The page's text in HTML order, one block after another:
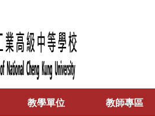
教學單位 教師專區